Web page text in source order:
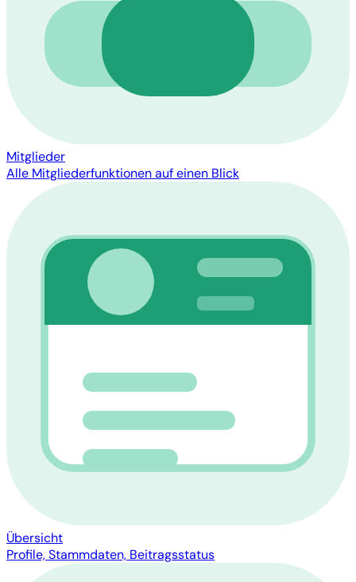
Mitglieder
Alle Mitgliederfunktionen auf einen Blick
Übersicht
Profile, Stammdaten, Beitragsstatus